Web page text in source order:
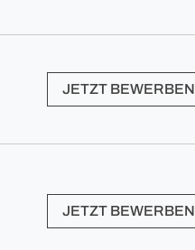
JETZT BEWERBEN
JETZT BEWERBEN